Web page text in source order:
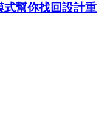
式幫你找回設計重